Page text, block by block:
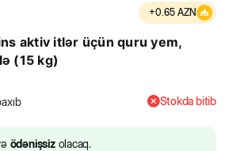
+0.65 AZN
aktiv itlər üçün quru yem,
(15 kg)
Stokda bitib
ödənişsizolacaq.